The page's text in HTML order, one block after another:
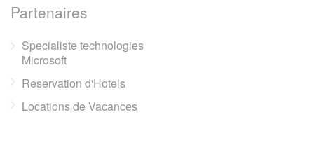
Partenaires
Specialiste technologies
Microsoft
Reservation d'Hotels
Locations de Vacances